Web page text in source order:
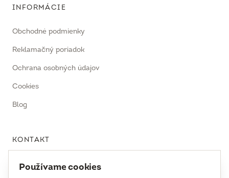
INFORMÁCIE
Obchodné podmienky
Reklamačný poriadok
Ochrana osobných údajov
Cookies
Blog
KONTAKT
Používame cookies